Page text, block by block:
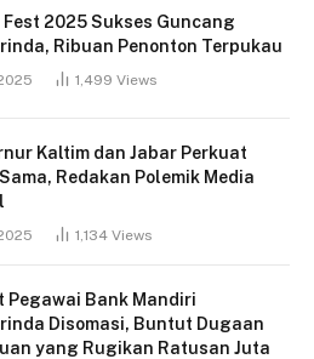
Fest 2025 Sukses Guncang
Ribuan Penonton Terpukau
1,499 Views
Kaltim dan Jabar Perkuat
Redakan Polemik Media
1,134 Views
Pegawai Bank Mandiri
Disomasi, Buntut Dugaan
yang Rugikan Ratusan Juta